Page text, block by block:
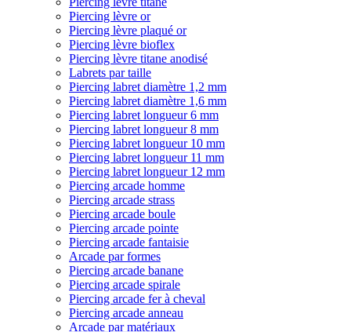
Piercing lèvre or
Piercing lèvre plaqué or
Piercing lèvre bioflex
Piercing lèvre titane anodisé
Labrets par taille
Piercing labret diamètre 1,2 mm
Piercing labret diamètre 1,6 mm
Piercing labret longueur 6 mm
Piercing labret longueur 8 mm
Piercing labret longueur 10 mm
Piercing labret longueur 11 mm
Piercing labret longueur 12 mm
Piercing arcade homme
Piercing arcade strass
Piercing arcade boule
Piercing arcade pointe
Piercing arcade fantaisie
Arcade par formes
Piercing arcade banane
Piercing arcade spirale
Piercing arcade fer à cheval
Piercing arcade anneau
Arcade par matériaux